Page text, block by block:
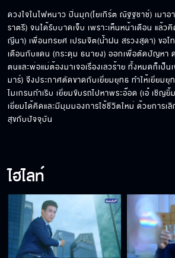
แกคิดว่าตัวเองเป็นศูน
สมมติว่าคนที่ผมชอบ
เงินคือความภาคภูมิใจ
ดวงใจในไฟหนาว ปิ่นมุก(โยเกิร์ต ณัฐฐชาช์) เมาอ
ราตรี) จนได้รับบาดเจ็บ เพราะเห็นหน้าเดือน แล้ว
ญีนา) เพื่อนทรยศ เปรมจิต(น้ำฝน สรวงสุดา) ขอโ
เดือนกับแดน (กระดุม ธนายง) ออกเพื่อตัดปัญหา
ตนและพ่อแม่ต้องมาเจอเรื่องเลวร้าย ทั้งหมดก็เป็น
มาร์) จึงประกาศตัดขาดกับเยี่ยมยุทธ ทำให้เยี่ยมยุ
ไมเกรนกำเริบ เยี่ยมขับรถไปหาพระอ๊อด (เอ๋ เชิญ
เยี่ยมได้คิดและมีมุมมองการใช้ชีวิตใหม่ ด้วยการเ
สุขกับปัจจุบัน
ไฮไลท์